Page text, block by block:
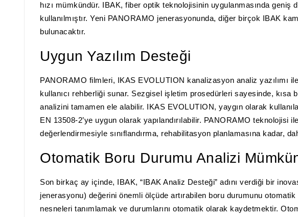
hızı mümkündür. IBAK, fiber optik teknolojisinin uygulanmasında
kullanılmıştır. Yeni PANORAMO jenerasyonunda, diğer birçok IBAK
bulunacaktır.
Uygun Yazılım Desteği
PANORAMO filmleri, IKAS EVOLUTION kanalizasyon analiz
kullanıcı rehberliği sunar. Sezgisel işletim prosedürleri sayesinde,
analizini tamamen ele alabilir. IKAS EVOLUTION, yaygın olarak
EN 13508-2’ye uygun olarak yapılandırılabilir. PANORAMO
değerlendirmesiyle sınıflandırma, rehabilitasyon planlamasına kadar,
Otomatik Boru Durumu Analizi
Son birkaç ay içinde, IBAK, “IBAK Analiz Desteği” adını verdiği bir
jenerasyonu) değerini önemli ölçüde artırabilen boru durumunu
nesneleri tanımlamak ve durumlarını otomatik olarak kaydetmektir.